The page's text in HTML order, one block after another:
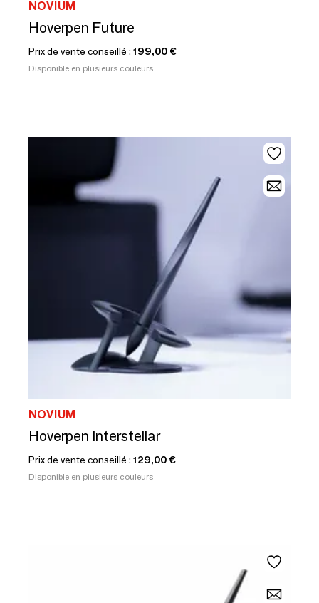
NOVIUM
Hoverpen Future
Prix de vente conseillé : 199,00 €
Disponible en plusieurs couleurs
NOVIUM
Hoverpen Interstellar
Prix de vente conseillé : 129,00 €
Disponible en plusieurs couleurs